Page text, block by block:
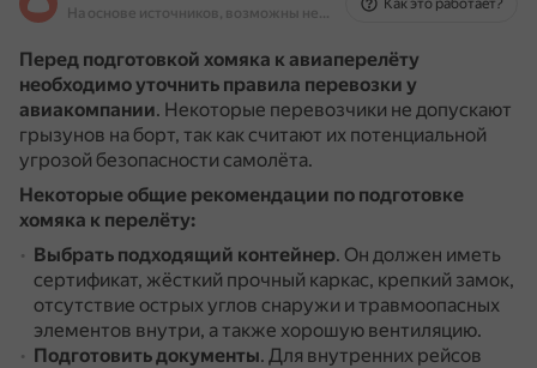
На основе источников, возможны неточности
Как это работает?
Перед подготовкой хомяка к авиаперелёту
необходимо уточнить правила перевозки у
авиакомпании. Некоторые перевозчики не допускают
грызунов на борт, так как считают их потенциальной
угрозой безопасности самолёта.
Некоторые общие рекомендации по подготовке
хомяка к перелёту:
Выбрать подходящий контейнер. Он должен иметь
сертификат, жёсткий прочный каркас, крепкий замок,
отсутствие острых углов снаружи и травмоопасных
элементов внутри, а также хорошую вентиляцию.
Подготовить документы. Для внутренних рейсов